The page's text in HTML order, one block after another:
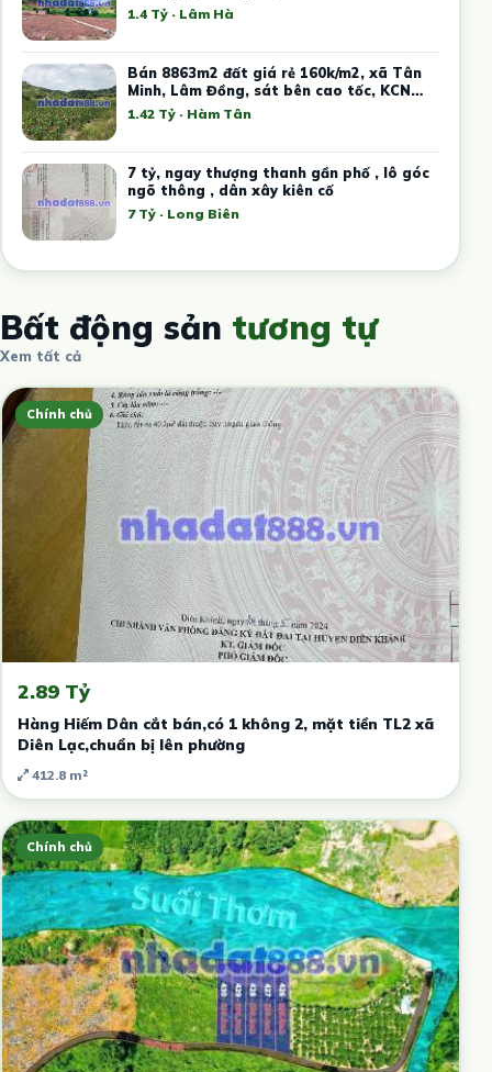
1.4 Tỷ · Lâm Hà
Bán 8863m2 đất giá rẻ 160k/m2, xã Tân
Minh, Lâm Đồng, sát bên cao tốc, KCN
Tân Đức Sonadezi
1.42 Tỷ · Hàm Tân
7 tỷ, ngay thượng thanh gần phố , lô góc
ngõ thông , dân xây kiên cố
7 Tỷ · Long Biên
Bất động sản tương tự
Xem tất cả
Chính chủ
2.89 Tỷ
Hàng Hiếm Dân cắt bán,có 1 không 2, mặt tiền TL2 xã
Diên Lạc,chuẩn bị lên phường
412.8 m²
Chính chủ